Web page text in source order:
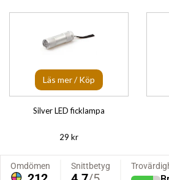
Läs mer / Köp
Silver LED ficklampa
29 kr